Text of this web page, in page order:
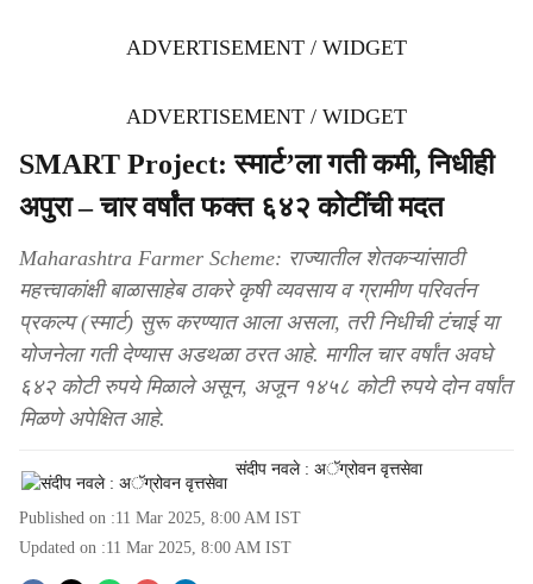
ADVERTISEMENT / WIDGET
ADVERTISEMENT / WIDGET
SMART Project: स्मार्ट’ला गती कमी, निधीही
अपुरा – चार वर्षांत फक्त ६४२ कोटींची मदत
Maharashtra Farmer Scheme: राज्यातील शेतकऱ्यांसाठी
महत्त्वाकांक्षी बाळासाहेब ठाकरे कृषी व्यवसाय व ग्रामीण परिवर्तन
प्रकल्प (स्मार्ट) सुरू करण्यात आला असला, तरी निधीची टंचाई या
योजनेला गती देण्यास अडथळा ठरत आहे. मागील चार वर्षांत अवघे
६४२ कोटी रुपये मिळाले असून, अजून १४५८ कोटी रुपये दोन वर्षांत
मिळणे अपेक्षित आहे.
संदीप नवले : अॅग्रोवन वृत्तसेवा
Published on :11 Mar 2025, 8:00 AM IST
Updated on :11 Mar 2025, 8:00 AM IST